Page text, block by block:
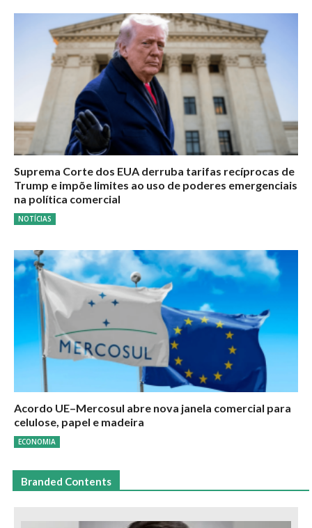
Suprema Corte dos EUA derruba tarifas recíprocas de
Trump e impõe limites ao uso de poderes emergenciais
na política comercial
NOTÍCIAS
Acordo UE–Mercosul abre nova janela comercial para
celulose, papel e madeira
ECONOMIA
Branded Contents